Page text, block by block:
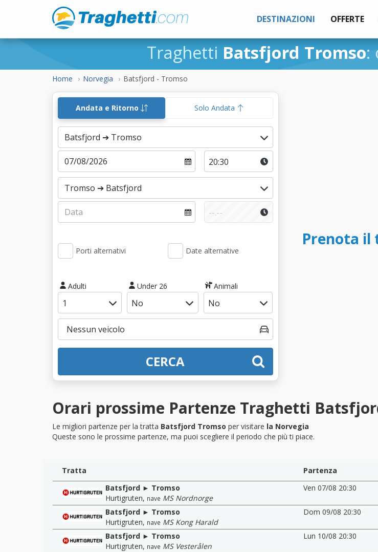
DESTINAZIONI OFFERTE
Traghetti Batsfjord Tromso:
Home Norvegia Batsfjord - Tromso
Andata e Ritorno Solo Andata
Porti alternativi Date alternative
Adulti Under 26 Animali
CERCA
Prenota il
Orari prossime Partenze Traghetti
Le migliori partenze per la tratta Batsfjord Tromso per visitare la Norvegia
Queste sono le prossime partenze, ma puoi scegliere il periodo che più ti piace.
Tratta Partenza
Batsfjord ► Tromso
Hurtigruten, nave MS Nordnorge
Ven 07/08 20:30
Batsfjord ► Tromso
Hurtigruten, nave MS Kong Harald
Dom 09/08 20:30
Batsfjord ► Tromso
Hurtigruten, nave MS Vesterålen
Lun 10/08 20:30